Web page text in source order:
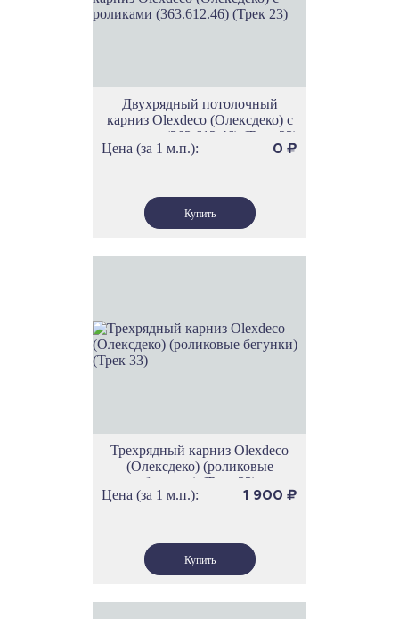
Двухрядный потолочный
карниз Olexdeco (Олексдеко) c
роликами (363.612.46) (Трек 23)
Цена (за 1 м.п.):
0 ₽
Трехрядный карниз Olexdeco
(Олексдеко) (роликовые
бегунки) (Трек 33)
Цена (за 1 м.п.):
1 900 ₽